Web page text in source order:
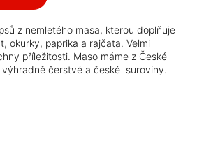
z nemletého masa, kterou doplňuje
okurky, paprika a rajčata. Velmi
příležitosti. Maso máme z České
výhradně čerstvé a české suroviny.